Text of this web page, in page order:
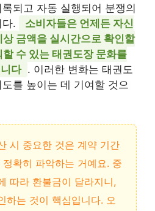
되고 자동 실행되어 분쟁의
.
소비자들은 언제든 자신
금액을 실시간으로 확인할
수 있는 태권도장 문화를
다 . 이러한 변화는 태권도
를 높이는 데 기여할 것으
시 중요한 것은 계약 기간
확히 파악하는 거예요. 중
따라 환불금이 달라지니,
하는 것이 핵심입니다. 오